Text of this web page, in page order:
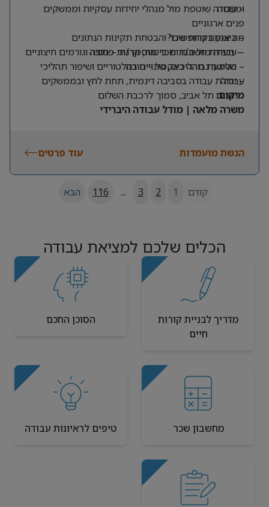
ומנוסה
– עבודה שוטפת מול מנהלי יחידות עסקיות וממשקים
פנים ארגוניים
– ביצוע בקרות שכר והבטחת תקינות הנתונים
– עבודה מול חברות ביטוח, קרנות פנסיה וגורמים חיצוניים
– הטמעת תהליכים, שינויים רגולטוריים ושיפור תהליכי
עבודה
מה אנחנו מחפשים?
– תעודת חשב/ת שכר מוסמך/ת – חובה
– שליטה גבוהה באקסל – חובה
– יכולת עבודה בסביבה דינמית, תחת לחץ ובממשקים
מרובים
מיקום: תל אביב, סמוך לרכבת השלום
משרה מלאה | מודל עבודה היברידי
הגשת מועמדות עוד פרטים
קודם 1
2
3
...
116 הבא
הכלים שלכם למציאת עבודה
מדריך לבניית קורות
חיים
הסוכן החכם
מחשבון שכר טיפים לראיונות עבודה